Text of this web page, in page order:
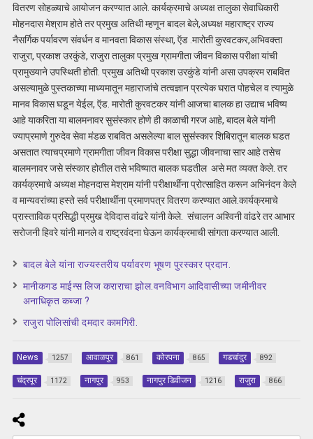
वितरण सोहळ्याचे आयोजन करण्यात आले. कार्यक्रमाचे अध्यक्ष तालुका सेवाधिकारी
मोहनदास मेश्राम होते तर प्रमुख अतिथी म्हणून बादल बेले,अध्यक्ष महाराष्ट्र राज्य
नैसर्गिक पर्यावरण संवर्धन व मानवता विकास संस्था, ऍड .मारोती कुरवटकर,अभिवक्ता
राजुरा, प्रकाश उरकुंडे, राजुरा तालुका प्रमुख ग्रामगीता जीवन विकास परीक्षा यांची
प्रामुख्याने उपस्थिती होती. प्रमुख अतिथी प्रकाश उरकुंडे यांनी असा उपक्रम राबवित
असल्यामुळे पुस्तकाच्या माध्यमातून महाराजांचे तत्वज्ञान प्रत्येक घरात पोहचेल व त्यामुळे
मानव विकास घडून येईल, ऍड. मारोती कुरवटकर यांनी आजचा बालक हा उद्याच भविष्य
आहे याकरिता या बालमनावर सुसंस्कार होणे ही काळाची गरज आहे, बादल बेले यांनी
ज्याप्रमाणे गुरुदेव सेवा मंडळ राबवित असलेल्या बाल सुसंस्कार शिबिरातून बालक घडत
असतात त्याचप्रमाणे ग्रामगीता जीवन विकास परीक्षा सुद्धा जीवनाचा सार आहे तसेच
बालमनावर जसे संस्कार होतील तसे भविष्यात बालक घडतील असे मत व्यक्त केले. तर
कार्यक्रमाचे अध्यक्ष मोहनदास मेश्राम यांनी परीक्षार्थींना प्रोत्साहित करून अभिनंदन केले
व मान्यवरांच्या हस्ते सर्व परीक्षार्थींना प्रमाणपत्र वितरण करण्यात आले.कार्यक्रमाचे
प्रास्ताविक प्रसिद्धी प्रमुख देविदास वांढरे यांनी केले. संचालन अश्विनी वांढरे तर आभार
सरोजनी हिवरे यांनी मानले व राष्ट्रवंदना घेऊन कार्यक्रमाची सांगता करण्यात आली.
बादल बेले यांना राज्यस्तरीय पर्यावरण भूषण पुरस्कार प्रदान.
मानीकगड माईन्स लिज कराराचा झोल.वनविभाग आदिवासीच्या जमीनीवर
अनाधिकृत कब्जा ?
राजुरा पोलिसांची दमदार कामगिरी.
News 1257 आवाळपुर 861 कोरपना 865 गडचांदुर 892
चंद्रपूर 1172 नागपुर 953 नागपुर डिवीजन 1216 राजुरा 866